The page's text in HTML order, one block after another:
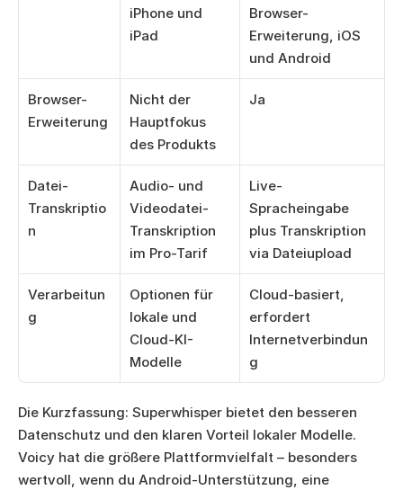
iPhone und
iPad
Browser-
Erweiterung, iOS
und Android
Browser-
Erweiterung
Nicht der
Hauptfokus
des Produkts
Ja
Datei-
Transkriptio
n
Audio- und
Videodatei-
Transkription
im Pro-Tarif
Live-
Spracheingabe
plus Transkription
via Dateiupload
Verarbeitun
g
Optionen für
lokale und
Cloud-KI-
Modelle
Cloud-basiert,
erfordert
Internetverbindun
g
Die Kurzfassung: Superwhisper bietet den besseren
Datenschutz und den klaren Vorteil lokaler Modelle.
Voicy hat die größere Plattformvielfalt – besonders
wertvoll, wenn du Android-Unterstützung, eine